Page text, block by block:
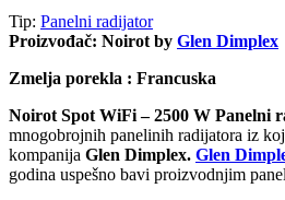
Tip: Panelni radijator
Proizvođač: Noirot by Glen Dimplex
Zmelja porekla : Francuska
Noirot Spot WiFi – 2500 W Panelni
mnogobrojnih panelinih radijatora iz
kompanija Glen Dimplex. Glen
godina uspešno bavi proizvodnjim